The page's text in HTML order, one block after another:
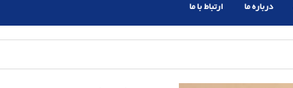
درباره ما ارتباط با ما